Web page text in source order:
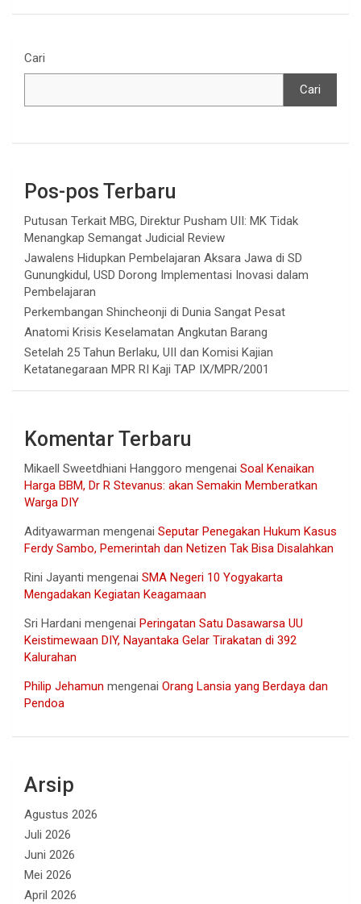
Cari
Cari
Pos-pos Terbaru
Putusan Terkait MBG, Direktur Pusham UII: MK Tidak
Menangkap Semangat Judicial Review
Jawalens Hidupkan Pembelajaran Aksara Jawa di SD
Gunungkidul, USD Dorong Implementasi Inovasi dalam
Pembelajaran
Perkembangan Shincheonji di Dunia Sangat Pesat
Anatomi Krisis Keselamatan Angkutan Barang
Setelah 25 Tahun Berlaku, UII dan Komisi Kajian
Ketatanegaraan MPR RI Kaji TAP IX/MPR/2001
Komentar Terbaru
Mikaell Sweetdhiani Hanggoro mengenai Soal Kenaikan
Harga BBM, Dr R Stevanus: akan Semakin Memberatkan
Warga DIY
Adityawarman mengenai Seputar Penegakan Hukum Kasus
Ferdy Sambo, Pemerintah dan Netizen Tak Bisa Disalahkan
Rini Jayanti mengenai SMA Negeri 10 Yogyakarta
Mengadakan Kegiatan Keagamaan
Sri Hardani mengenai Peringatan Satu Dasawarsa UU
Keistimewaan DIY, Nayantaka Gelar Tirakatan di 392
Kalurahan
Philip Jehamun mengenai Orang Lansia yang Berdaya dan
Pendoa
Arsip
Agustus 2026
Juli 2026
Juni 2026
Mei 2026
April 2026